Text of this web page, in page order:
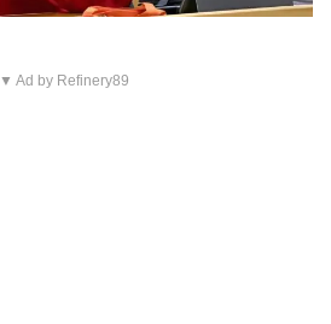
▼ Ad by Refinery89